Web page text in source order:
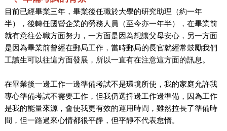
目前已經畢業三年，畢業後任職於大學的研究助理（約一年
半），後轉任國營企業的勞務人員（至今亦一年半），在畢業前
就有意往公職方面努力，一方面是因為想讓父母安心，另一方面
是因為畢業前曾經在郵局工作，當時郵局的長官就經常鼓勵我們
工讀生可以往這方面發展，所以一直有在注意這方面的訊息。
在畢業後一邊工作一邊準備考試不是環境所使，我的家庭允許我
專心準備考試不需要工作，但我仍選擇邊工作邊準備，因為工作
是我的能量來源，會使我更有效的運用時間，雖然拉長了準備時
間，但一路過來心情都很平靜，但平靜不代表怠惰。